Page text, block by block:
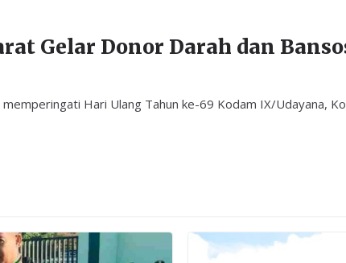
Gelar Donor Darah dan
Hari Ulang Tahun ke-69 Kodam IX/Udayana,